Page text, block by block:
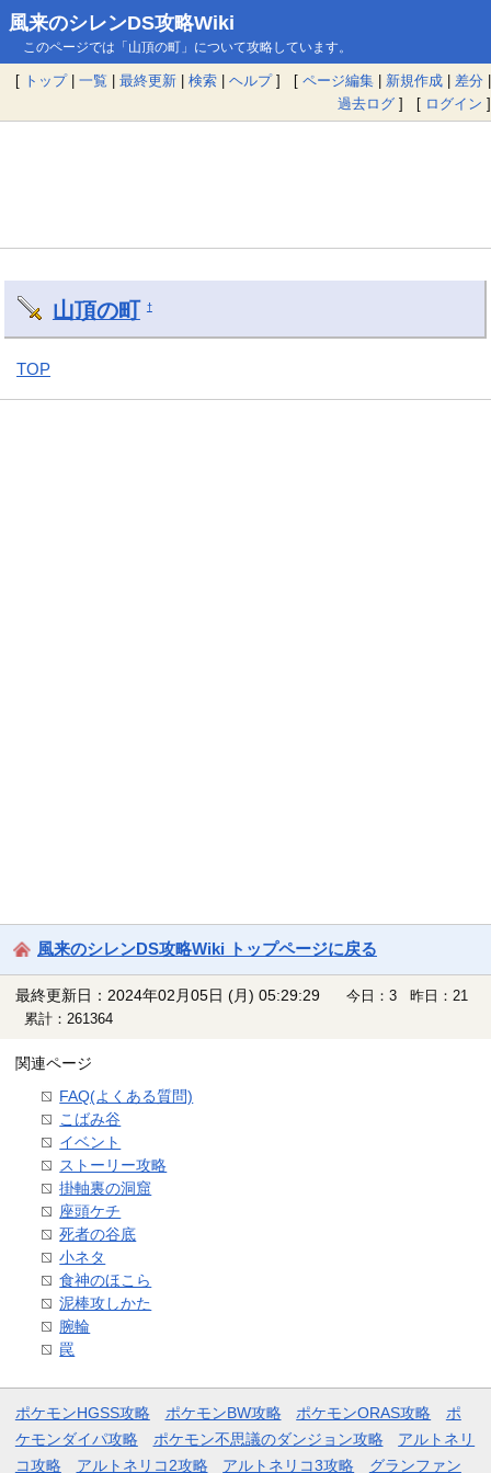
風来のシレンDS攻略Wiki
このページでは「山頂の町」について攻略しています。
[ トップ| 一覧 | 最終更新 | 検索 | ヘルプ] [ ページ編集 | 新規作成 | 差分 |
過去ログ ] [ ログイン ]
山頂の町 †
TOP
風来のシレンDS攻略Wiki トップページに戻る
最終更新日：2024年02月05日 (月) 05:29:29
今日：3 昨日：21
累計：261364
関連ページ
FAQ(よくある質問)
こばみ谷
イベント
ストーリー攻略
掛軸裏の洞窟
座頭ケチ
死者の谷底
小ネタ
食神のほこら
泥棒攻しかた
腕輪
罠
ポケモンHGSS攻略 ポケモンBW攻略 ポケモンORAS攻略
ポ
ケモンダイパ攻略
ポケモン不思議のダンジョン攻略
アルトネリ
コ攻略
アルトネリコ2攻略 アルトネリコ3攻略 グランファン